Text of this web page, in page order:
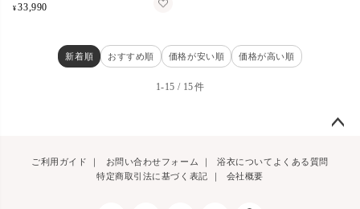
¥ 33,990
新着順 おすすめ順 価格が安い順 価格が高い順
15
1-15
ジト
ご利用ガイド ｜ お問い合わせフォーム ｜
浴衣についてよくある質問
特定商取引法に基づく表記
｜ 会社概要